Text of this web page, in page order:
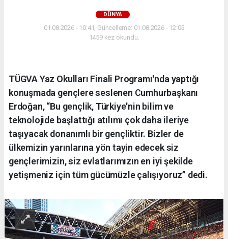
DÜNYA
01.08.2026 - 10:41, Güncelleme: 01.08.2026 - 12:05
1459 kez okundu.
TÜGVA Yaz Okulları Finali Programı'nda yaptığı
konuşmada gençlere seslenen Cumhurbaşkanı
Erdoğan, “Bu gençlik, Türkiye'nin bilim ve
teknolojide başlattığı atılımı çok daha ileriye
taşıyacak donanımlı bir gençliktir. Bizler de
ülkemizin yarınlarına yön tayin edecek siz
gençlerimizin, siz evlatlarımızın en iyi şekilde
yetişmeniz için tüm gücümüzle çalışıyoruz” dedi.